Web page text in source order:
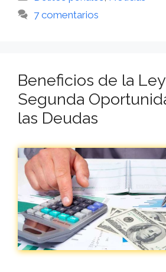
7 comentarios
Beneficios de la
Segunda
las Deudas